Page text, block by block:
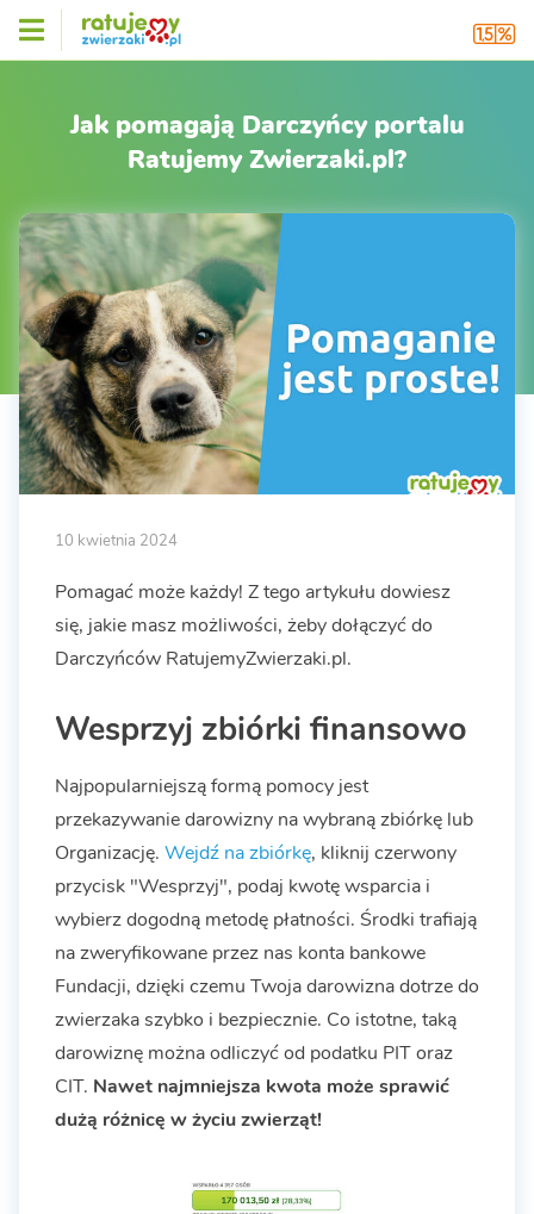
Jak pomagają Darczyńcy portalu
Ratujemy Zwierzaki.pl?
10 kwietnia 2024
Pomagać może każdy! Z tego artykułu dowiesz
się, jakie masz możliwości, żeby dołączyć do
Darczyńców RatujemyZwierzaki.pl.
Wesprzyj zbiórki finansowo
Najpopularniejszą formą pomocy jest
przekazywanie darowizny na wybraną zbiórkę lub
Organizację. Wejdź na zbiórkę, kliknij czerwony
przycisk "Wesprzyj", podaj kwotę wsparcia i
wybierz dogodną metodę płatności. Środki trafiają
na zweryfikowane przez nas konta bankowe
Fundacji, dzięki czemu Twoja darowizna dotrze do
zwierzaka szybko i bezpiecznie. Co istotne, taką
darowiznę można odliczyć od podatku PIT oraz
CIT. Nawet najmniejsza kwota może sprawić
dużą różnicę w życiu zwierząt!